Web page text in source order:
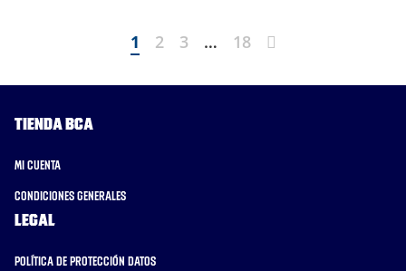
1 2 3 … 18
Tienda BCA
Mi cuenta
Condiciones generales
Legal
Política de protección datos